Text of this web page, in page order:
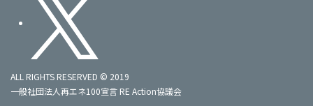
ALL RIGHTS RESERVED © 2019
一般社団法人再エネ100宣言 RE Action協議会